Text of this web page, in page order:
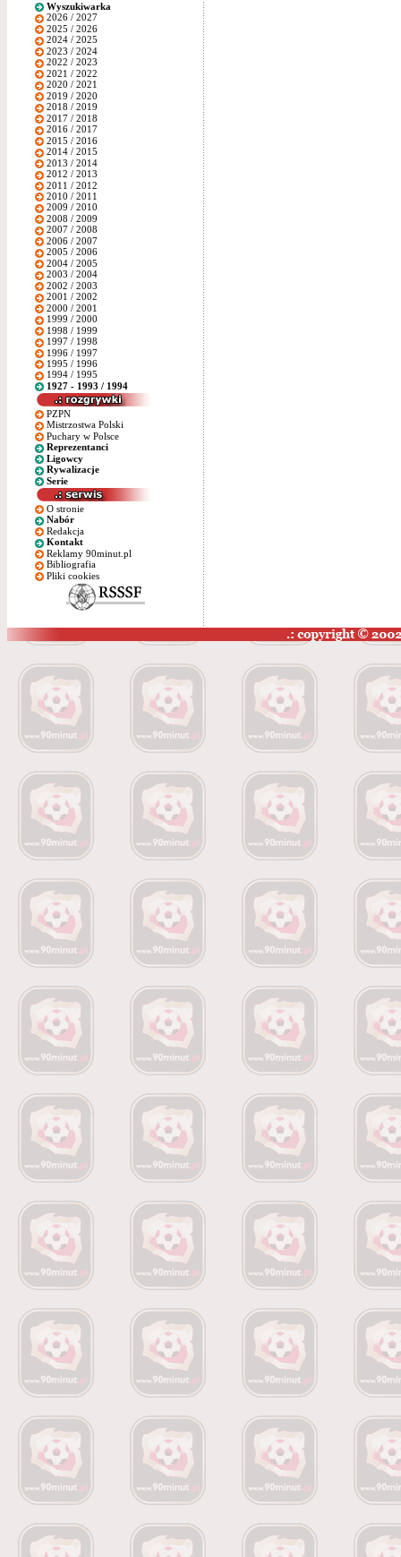
Wyszukiwarka
2026 / 2027
2025 / 2026
2024 / 2025
2023 / 2024
2022 / 2023
2021 / 2022
2020 / 2021
2019 / 2020
2018 / 2019
2017 / 2018
2016 / 2017
2015 / 2016
2014 / 2015
2013 / 2014
2012 / 2013
2011 / 2012
2010 / 2011
2009 / 2010
2008 / 2009
2007 / 2008
2006 / 2007
2005 / 2006
2004 / 2005
2003 / 2004
2002 / 2003
2001 / 2002
2000 / 2001
1999 / 2000
1998 / 1999
1997 / 1998
1996 / 1997
1995 / 1996
1994 / 1995
1927 - 1993 / 1994
PZPN
Mistrzostwa Polski
Puchary w Polsce
Reprezentanci
Ligowcy
Rywalizacje
Serie
O stronie
Nabór
Redakcja
Kontakt
Reklamy 90minut.pl
Bibliografia
Pliki cookies